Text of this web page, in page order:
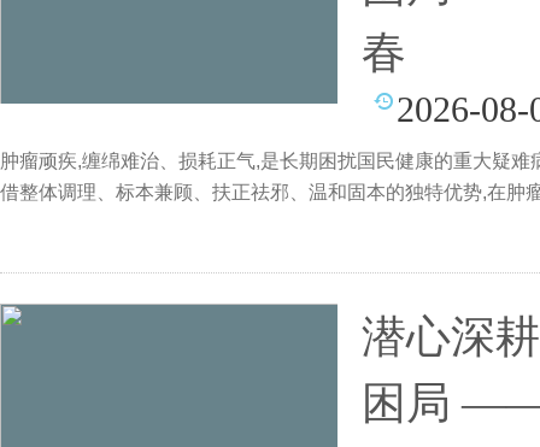
春
2026-08-
肿瘤顽疾,缠绵难治、损耗正气,是长期困扰国民健康的重大疑
借整体调理、标本兼顾、扶正祛邪、温和固本的独特优势,在肿
潜心深
困局